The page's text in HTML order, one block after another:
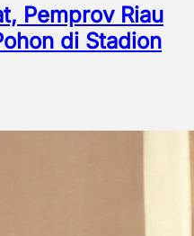
Pemprov Riau
di Stadion